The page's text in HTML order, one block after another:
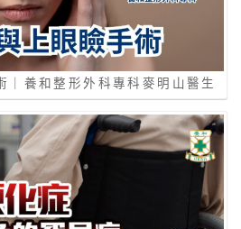
｜養和整形外科專科麥明山醫生